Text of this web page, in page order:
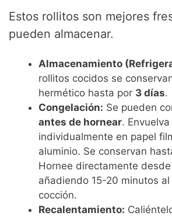
Estos rollitos son mejores
pueden almacenar.
Almacenamiento
rollitos cocidos se
hermético hasta por 3 días.
Congelación: Se pueden
antes de hornear.
individualmente en papel
aluminio. Se conservan
Hornee directamente
añadiendo 15-20 minutos
cocción.
Recalentamiento: